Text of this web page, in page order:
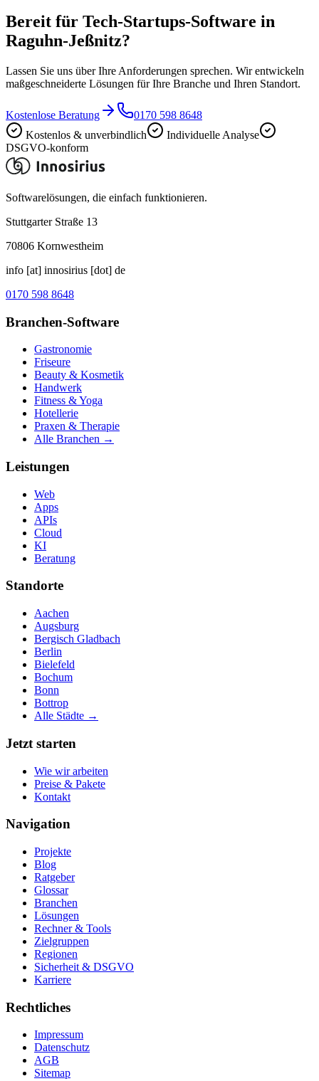
Bereit für Tech-Startups-Software in
Raguhn-Jeßnitz?
Lassen Sie uns über Ihre Anforderungen sprechen. Wir entwickeln
maßgeschneiderte Lösungen für Ihre Branche und Ihren Standort.
Kostenlose Beratung
0170 598 8648
Kostenlos & unverbindlich
Individuelle Analyse
DSGVO-konform
Softwarelösungen, die einfach funktionieren.
Stuttgarter Straße 13
70806 Kornwestheim
info [at] innosirius [dot] de
0170 598 8648
Branchen-Software
Gastronomie
Friseure
Beauty & Kosmetik
Handwerk
Fitness & Yoga
Hotellerie
Praxen & Therapie
Alle Branchen →
Leistungen
Web
Apps
APIs
Cloud
KI
Beratung
Standorte
Aachen
Augsburg
Bergisch Gladbach
Berlin
Bielefeld
Bochum
Bonn
Bottrop
Alle Städte →
Jetzt starten
Wie wir arbeiten
Preise & Pakete
Kontakt
Navigation
Projekte
Blog
Ratgeber
Glossar
Branchen
Lösungen
Rechner & Tools
Zielgruppen
Regionen
Sicherheit & DSGVO
Karriere
Rechtliches
Impressum
Datenschutz
AGB
Sitemap